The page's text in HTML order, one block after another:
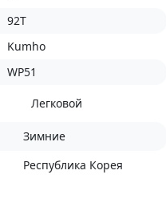
92T
Kumho
WP51
Легковой
Зимние
Республика Корея